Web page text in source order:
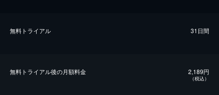
無料トライアル 31日間
無料トライアル後の⽉額料金 2,189円
（税込）